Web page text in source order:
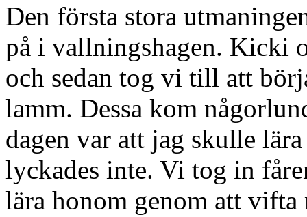
Den första stora
på i vallningshagen. Kicki
och sedan tog vi till att
lamm. Dessa kom
dagen var att jag skulle
lyckades inte. Vi tog in
lära honom genom att